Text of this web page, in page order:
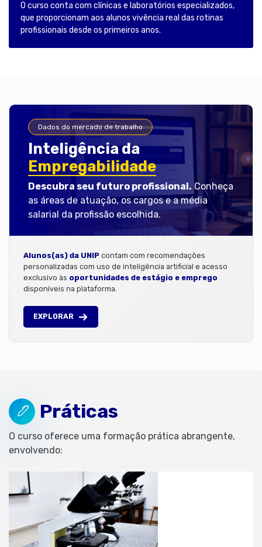
O curso conta com clínicas e laboratórios especializados,
que proporcionam aos alunos vivência real das rotinas
profissionais desde os primeiros anos.
Dados do mercado de trabalho
Inteligência da
Empregabilidade
Descubra seu futuro profissional. Conheça
as áreas de atuação, os cargos e a média
salarial da profissão escolhida.
Alunos(as) da UNIP contam com recomendações
personalizadas com uso de inteligência artificial e acesso
exclusivo às oportunidades de estágio e emprego
disponíveis na plataforma.
EXPLORAR
Práticas
O curso oferece uma formação prática abrangente,
envolvendo: